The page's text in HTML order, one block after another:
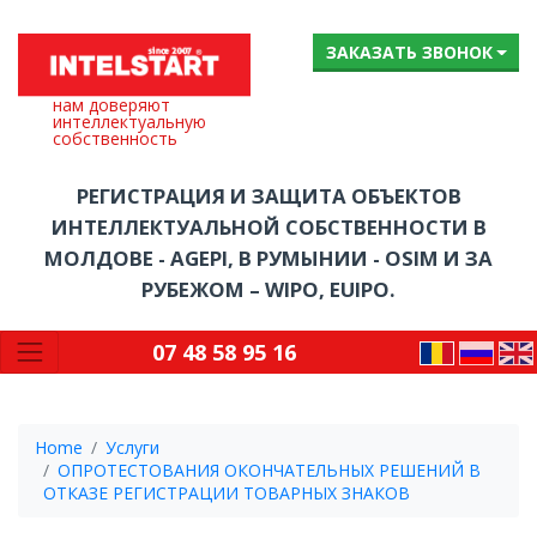
нам доверяют
интеллектуальную
собственность
РЕГИСТРАЦИЯ И ЗАЩИТА ОБЪЕКТОВ
ИНТЕЛЛЕКТУАЛЬНОЙ СОБСТВЕННОСТИ В
МОЛДОВЕ - AGEPI, В РУМЫНИИ - OSIM И ЗА
РУБЕЖОМ – WIPO, EUIPO.
ЗАКАЗАТЬ ЗВОНОК
07 48 58 95 16
Home
Услуги
ОПРОТЕСТОВАНИЯ ОКОНЧАТЕЛЬНЫХ РЕШЕНИЙ В
ОТКАЗЕ РЕГИСТРАЦИИ ТОВАРНЫХ ЗНАКОВ